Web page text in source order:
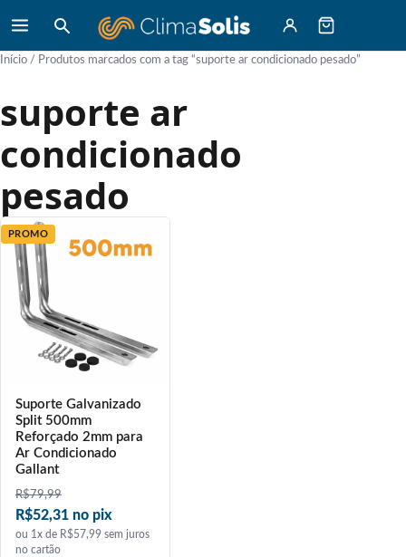
Início / Produtos marcados com a tag “suporte ar condicionado pesado”
suporte ar
condicionado
pesado
PROMO
Suporte Galvanizado
Split 500mm
Reforçado 2mm para
Ar Condicionado
Gallant
R$79,99
R$52,31 no pix
ou 1x de R$57,99 sem juros
no cartão